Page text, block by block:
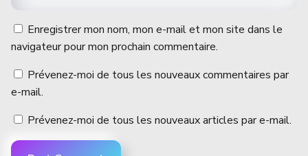
Enregistrer mon nom, mon e-mail et mon site dans le
navigateur pour mon prochain commentaire.
Prévenez-moi de tous les nouveaux commentaires par
e-mail.
Prévenez-moi de tous les nouveaux articles par e-mail.